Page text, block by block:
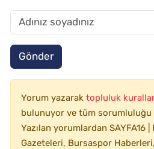
Gönder
Yorum yazarak topluluk
bulunuyor ve tüm
Yazılan yorumlardan SAYFA16
Gazeteleri, Bursaspor